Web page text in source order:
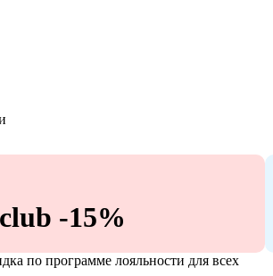
-15%
по программе лояльности для всех